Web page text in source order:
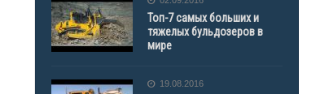
Топ-7 самых больших и
тяжелых бульдозеров в
мире
19.08.2016